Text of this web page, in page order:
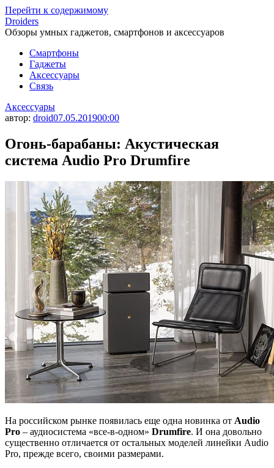
Перейти к содержимому
Droiders
Обзоры умных гаджетов, смартфонов и аксессуаров
Смартфоны
Гаджеты
Аксессуары
Связь
Аксессуары
автор: droid07.05.201900:00
Огонь-барабаны: Акустическая
сиcтема Audio Pro Drumfire
На российском рынке появилась еще одна новинка от Audio
Pro – аудиосистема «все-в-одном» Drumfire. И она довольно
существенно отличается от остальных моделей линейки Audio
Pro, прежде всего, своими размерами.